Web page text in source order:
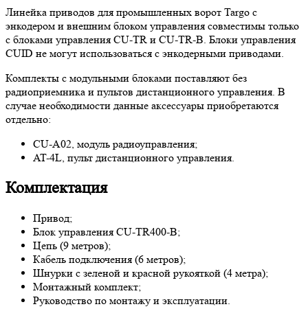
Линейка приводов для промышленных ворот Targo с
энкодером и внешним блоком управления совместимы только
с блоками управления CU-TR и CU-TR-B. Блоки управления
CUID не могут использоваться с энкодерными приводами.
Комплекты с модульными блоками поставляют без
радиоприемника и пультов дистанционного управления. В
случае необходимости данные аксессуары приобретаются
отдельно:
CU-A02, модуль радиоуправления;
AT-4L, пульт дистанционного управления.
Комплектация
Привод;
Блок управления CU-TR400-B;
Цепь (9 метров);
Кабель подключения (6 метров);
Шнурки с зеленой и красной рукояткой (4 метра);
Монтажный комплект;
Руководство по монтажу и эксплуатации.